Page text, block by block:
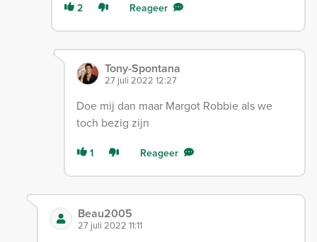
2 Reageer
Tony-Spontana
27 juli 2022 12:27
Doe mij dan maar Margot Robbie als we
toch bezig zijn
1 Reageer
Beau2005
27 juli 2022 11:11